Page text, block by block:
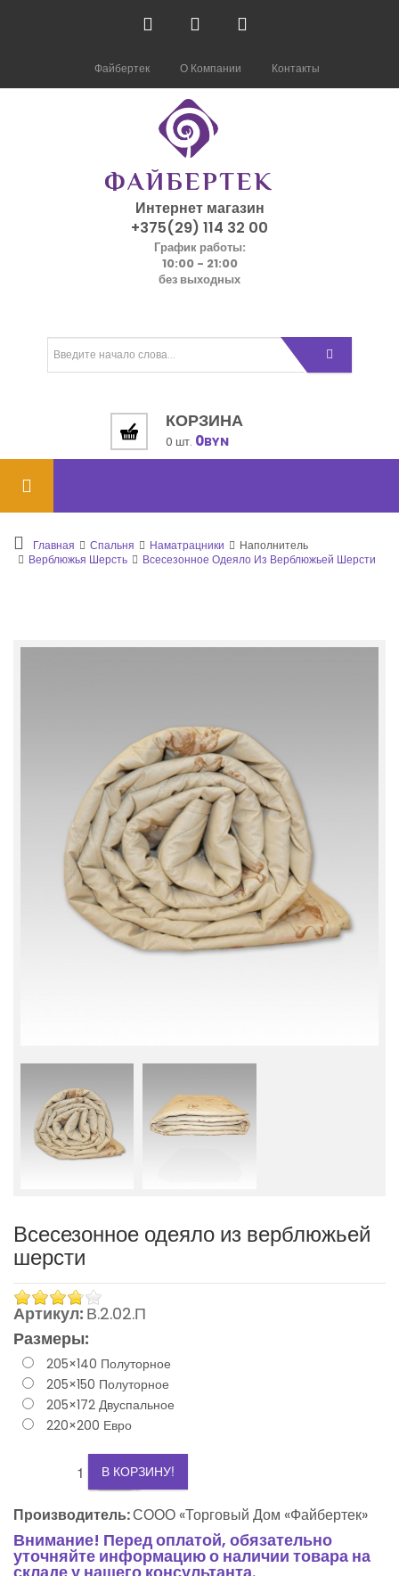
Файбертек О Компании Контакты
Интернет магазин
+375(29) 114 32 00
График работы:
10:00 - 21:00
без выходных
КОРЗИНА
0 шт. 0BYN
Главная Спальня Наматрацники
Наполнитель
Верблюжья Шерсть
Всесезонное Одеяло Из Верблюжьей Шерсти
Всесезонное одеяло из верблюжьей
шерсти
Артикул: В.2.02.П
Размеры:
205×140 Полуторное
205×150 Полуторное
205×172 Двуспальное
220×200 Евро
3
2
1
0
-1
+-
В КОРЗИНУ!
Производитель:СООО «Торговый Дом «Файбертек»
Внимание! Перед оплатой, обязательно
уточняйте информацию о наличии товара на